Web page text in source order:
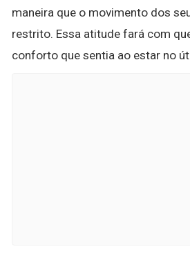
maneira que o movimento dos
restrito. Essa atitude fará com
conforto que sentia ao estar no